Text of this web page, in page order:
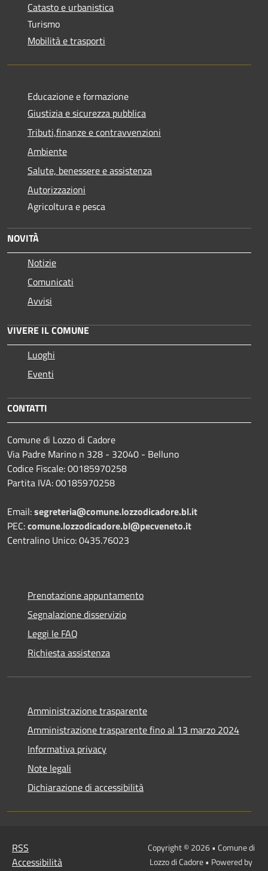
Catasto e urbanistica
Turismo
Mobilità e trasporti
Educazione e formazione
Giustizia e sicurezza pubblica
Tributi,finanze e contravvenzioni
Ambiente
Salute, benessere e assistenza
Autorizzazioni
Agricoltura e pesca
NOVITÀ
Notizie
Comunicati
Avvisi
VIVERE IL COMUNE
Luoghi
Eventi
CONTATTI
Comune di Lozzo di Cadore
Via Padre Marino n 328 - 32040 - Belluno
Codice Fiscale: 00185970258
Partita IVA: 00185970258
Email:segreteria@comune.lozzodicadore.bl.it
PEC:comune.lozzodicadore.bl@pecveneto.it
Centralino Unico: 0435.76023
Prenotazione appuntamento
Segnalazione disservizio
Leggi le FAQ
Richiesta assistenza
Amministrazione trasparente
Amministrazione trasparente fino al 13 marzo 2024
Informativa privacy
Note legali
Dichiarazione di accessibilità
RSS
Accessibilità
Copyright © 2026 • Comune di
Lozzo di Cadore • Powered by